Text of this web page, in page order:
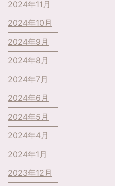
2024年11月
2024年10月
2024年9月
2024年8月
2024年7月
2024年6月
2024年5月
2024年4月
2024年1月
2023年12月